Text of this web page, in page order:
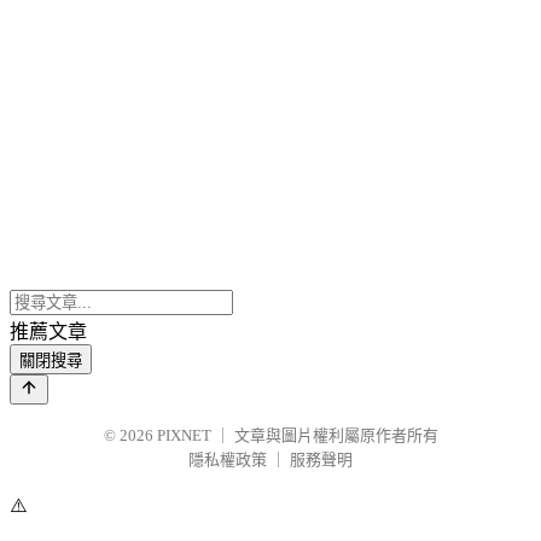
推薦文章
關閉搜尋
© 2026 PIXNET
文章與圖片權利屬原作者所有
隱私權政策
服務聲明
⚠️